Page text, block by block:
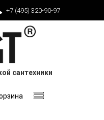
+7 (495) 320-90-97
сантехники